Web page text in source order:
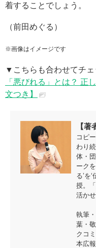
着することでしょう。
（前田めぐる）
※画像はイメージです
▼こちらも合わせてチェ
「悪びれる」とは？ 正
文つき】
【著
コピ
わり
体・
ーク
る’を
授。
活か
執筆
葉・
クコ
本広